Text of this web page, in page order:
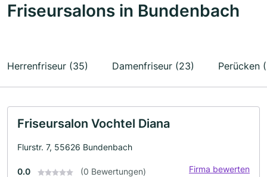
Friseursalons in Bundenbach
Herrenfriseur (35) Damenfriseur (23) Perücken
Friseursalon Vochtel Diana
Flurstr. 7, 55626 Bundenbach
0.0 (0 Bewertungen) Firma bewerten